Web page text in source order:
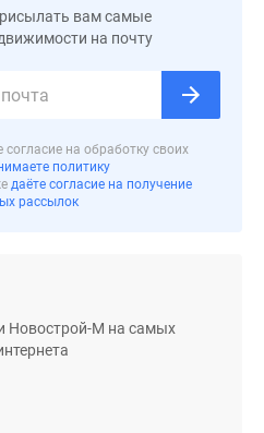
вам самые
на почту
на обработку своих
политику
даёте согласие на получение
рассылок
Новострой-М на самых